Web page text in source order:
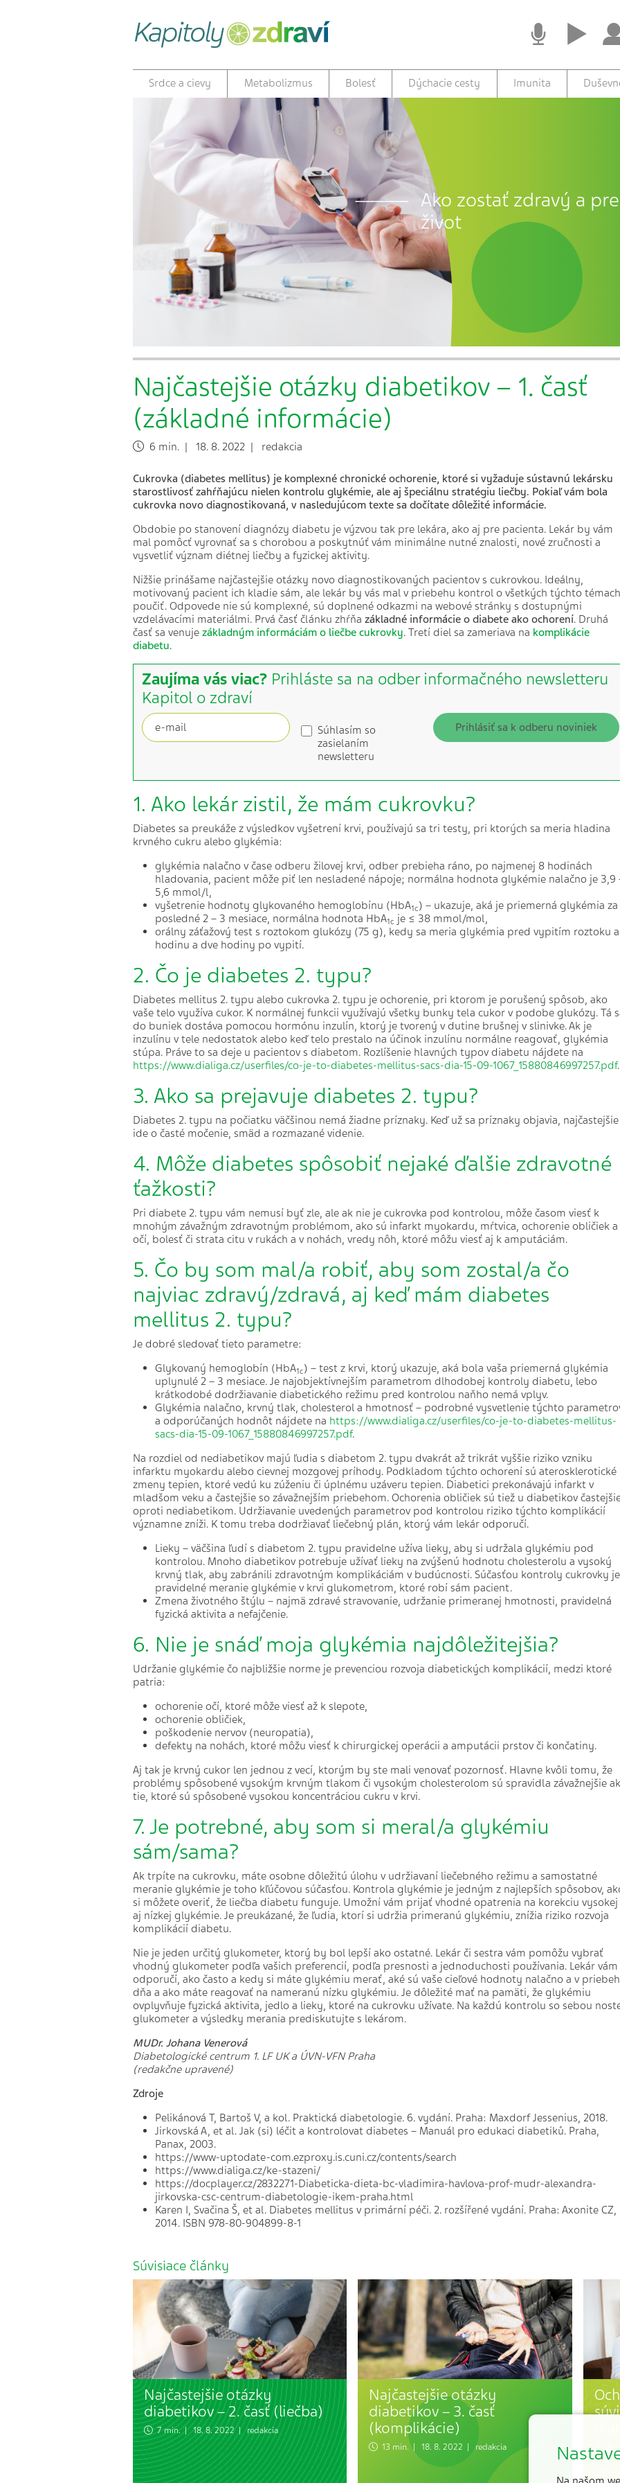
Srdce a cievy Metabolizmus Bolesť Dýchacie cesty Imunita
Ako zostať zdravý a
život
Najčastejšie otázky diabetikov – 1. časť
(základné informácie)
6 min. | 18. 8. 2022 | redakcia
Cukrovka (diabetes mellitus) je komplexné chronické ochorenie, ktoré si vyžaduje sústavnú lekársku
starostlivosť zahŕňajúcu nielen kontrolu glykémie, ale aj špeciálnu stratégiu liečby. Pokiaľ vám bola
cukrovka novo diagnostikovaná, v nasledujúcom texte sa dočítate dôležité informácie.
Obdobie po stanovení diagnózy diabetu je výzvou tak pre lekára, ako aj pre pacienta. Lekár by vám
mal pomôcť vyrovnať sa s chorobou a poskytnúť vám minimálne nutné znalosti, nové zručnosti a
vysvetliť význam diétnej liečby a fyzickej aktivity.
Nižšie prinášame najčastejšie otázky novo diagnostikovaných pacientov s cukrovkou. Ideálny,
motivovaný pacient ich kladie sám, ale lekár by vás mal v priebehu kontrol o všetkých týchto témach
poučiť. Odpovede nie sú komplexné, sú doplnené odkazmi na webové stránky s dostupnými
vzdelávacími materiálmi. Prvá časť článku zhŕňa základné informácie o diabete ako ochorení. Druhá
časť sa venuje základným informáciám o liečbe cukrovky. Tretí diel sa zameriava na komplikácie
diabetu.
Zaujíma vás viac? Prihláste sa na odber informačného newsletteru
Kapitol o zdraví
Súhlasím so
zasielaním
newsletteru
Prihlásiť sa k odberu noviniek
1. Ako lekár zistil, že mám cukrovku?
Diabetes sa preukáže z výsledkov vyšetrení krvi, používajú sa tri testy, pri ktorých sa meria hladina
krvného cukru alebo glykémia:
glykémia nalačno v čase odberu žilovej krvi, odber prebieha ráno, po najmenej 8 hodinách
hladovania, pacient môže piť len nesladené nápoje; normálna hodnota glykémie nalačno je 3,9
5,6 mmol/l,
vyšetrenie hodnoty glykovaného hemoglobínu (HbA1c) – ukazuje, aká je priemerná glykémia za
posledné 2 – 3 mesiace, normálna hodnota HbA1c je ≤ 38 mmol/mol,
orálny záťažový test s roztokom glukózy (75 g), kedy sa meria glykémia pred vypitím roztoku a
hodinu a dve hodiny po vypití.
2. Čo je diabetes 2. typu?
Diabetes mellitus 2. typu alebo cukrovka 2. typu je ochorenie, pri ktorom je porušený spôsob, ako
vaše telo využíva cukor. K normálnej funkcii využívajú všetky bunky tela cukor v podobe glukózy. Tá
do buniek dostáva pomocou hormónu inzulín, ktorý je tvorený v dutine brušnej v slinivke. Ak je
inzulínu v tele nedostatok alebo keď telo prestalo na účinok inzulínu normálne reagovať, glykémia
stúpa. Práve to sa deje u pacientov s diabetom. Rozlíšenie hlavných typov diabetu nájdete na
https://www.dialiga.cz/userfiles/co-je-to-diabetes-mellitus-sacs-dia-15-09-1067_15880846997257.pdf.
3. Ako sa prejavuje diabetes 2. typu?
Diabetes 2. typu na počiatku väčšinou nemá žiadne príznaky. Keď už sa príznaky objavia, najčastejšie
ide o časté močenie, smäd a rozmazané videnie.
4. Môže diabetes spôsobiť nejaké ďalšie zdravotné
ťažkosti?
Pri diabete 2. typu vám nemusí byť zle, ale ak nie je cukrovka pod kontrolou, môže časom viesť k
mnohým závažným zdravotným problémom, ako sú infarkt myokardu, mŕtvica, ochorenie obličiek a
očí, bolesť či strata citu v rukách a v nohách, vredy nôh, ktoré môžu viesť aj k amputáciám.
5. Čo by som mal/a robiť, aby som zostal/a čo
najviac zdravý/zdravá, aj keď mám diabetes
mellitus 2. typu?
Je dobré sledovať tieto parametre:
Glykovaný hemoglobín (HbA1c) – test z krvi, ktorý ukazuje, aká bola vaša priemerná glykémia
uplynulé 2 – 3 mesiace. Je najobjektívnejším parametrom dlhodobej kontroly diabetu, lebo
krátkodobé dodržiavanie diabetického režimu pred kontrolou naňho nemá vplyv.
Glykémia nalačno, krvný tlak, cholesterol a hmotnosť – podrobné vysvetlenie týchto
a odporúčaných hodnôt nájdete na https://www.dialiga.cz/userfiles/co-je-to-diabetes-mellitus-
sacs-dia-15-09-1067_15880846997257.pdf.
Na rozdiel od nediabetikov majú ľudia s diabetom 2. typu dvakrát až trikrát vyššie riziko vzniku
infarktu myokardu alebo cievnej mozgovej príhody. Podkladom týchto ochorení sú aterosklerotické
zmeny tepien, ktoré vedú ku zúženiu či úplnému uzáveru tepien. Diabetici prekonávajú infarkt v
mladšom veku a častejšie so závažnejším priebehom. Ochorenia obličiek sú tiež u diabetikov
oproti nediabetikom. Udržiavanie uvedených parametrov pod kontrolou riziko týchto komplikácií
významne zníži. K tomu treba dodržiavať liečebný plán, ktorý vám lekár odporučí.
Lieky – väčšina ľudí s diabetom 2. typu pravidelne užíva lieky, aby si udržala glykémiu pod
kontrolou. Mnoho diabetikov potrebuje užívať lieky na zvýšenú hodnotu cholesterolu a vysoký
krvný tlak, aby zabránili zdravotným komplikáciám v budúcnosti. Súčasťou kontroly cukrovky je
pravidelné meranie glykémie v krvi glukometrom, ktoré robí sám pacient.
Zmena životného štýlu – najmä zdravé stravovanie, udržanie primeranej hmotnosti, pravidelná
fyzická aktivita a nefajčenie.
6. Nie je snáď moja glykémia najdôležitejšia?
Udržanie glykémie čo najbližšie norme je prevenciou rozvoja diabetických komplikácií, medzi ktoré
patria:
ochorenie očí, ktoré môže viesť až k slepote,
ochorenie obličiek,
poškodenie nervov (neuropatia),
defekty na nohách, ktoré môžu viesť k chirurgickej operácii a amputácii prstov či končatiny.
Aj tak je krvný cukor len jednou z vecí, ktorým by ste mali venovať pozornosť. Hlavne kvôli tomu, že
problémy spôsobené vysokým krvným tlakom či vysokým cholesterolom sú spravidla závažnejšie
tie, ktoré sú spôsobené vysokou koncentráciou cukru v krvi.
7. Je potrebné, aby som si meral/a glykémiu
sám/sama?
Ak trpíte na cukrovku, máte osobne dôležitú úlohu v udržiavaní liečebného režimu a samostatné
meranie glykémie je toho kľúčovou súčasťou. Kontrola glykémie je jedným z najlepších spôsobov,
si môžete overiť, že liečba diabetu funguje. Umožní vám prijať vhodné opatrenia na korekciu vysokej
aj nízkej glykémie. Je preukázané, že ľudia, ktorí si udržia primeranú glykémiu, znížia riziko rozvoja
komplikácií diabetu.
Nie je jeden určitý glukometer, ktorý by bol lepší ako ostatné. Lekár či sestra vám pomôžu vybrať
vhodný glukometer podľa vašich preferencií, podľa presnosti a jednoduchosti používania. Lekár vám
odporučí, ako často a kedy si máte glykémiu merať, aké sú vaše cieľové hodnoty nalačno a v
dňa a ako máte reagovať na nameranú nízku glykémiu. Je dôležité mať na pamäti, že glykémiu
ovplyvňuje fyzická aktivita, jedlo a lieky, ktoré na cukrovku užívate. Na každú kontrolu so sebou
glukometer a výsledky merania prediskutujte s lekárom.
MUDr. Johana Venerová
Diabetologické centrum 1. LF UK a ÚVN-VFN Praha
(redakčne upravené)
Zdroje
Pelikánová T, Bartoš V, a kol. Praktická diabetologie. 6. vydání. Praha: Maxdorf Jessenius, 2018.
Jirkovská A, et al. Jak (si) léčit a kontrolovat diabetes – Manuál pro edukaci diabetiků. Praha,
Panax, 2003.
https://www-uptodate-com.ezproxy.is.cuni.cz/contents/search
https://www.dialiga.cz/ke-stazeni/
https://docplayer.cz/2832271-Diabeticka-dieta-bc-vladimira-havlova-prof-mudr-alexandra-
jirkovska-csc-centrum-diabetologie-ikem-praha.html
Karen I, Svačina Š, et al. Diabetes mellitus v primární péči. 2. rozšířené vydání. Praha: Axonite CZ,
2014. ISBN 978-80-904899-8-1
Súvisiace články
Najčastejšie otázky
diabetikov – 2. časť (liečba)
7 min. | 18. 8. 2022 | redakcia
Najčastejšie otázky
diabetikov – 3. časť
(komplikácie)
13 min. | 18. 8. 2022 | redakcia